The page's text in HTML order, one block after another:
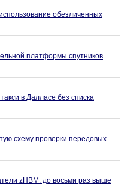
обезличенных
платформы спутников
в Далласе без списка
схему проверки передовых
zHBM: до восьми раз выше